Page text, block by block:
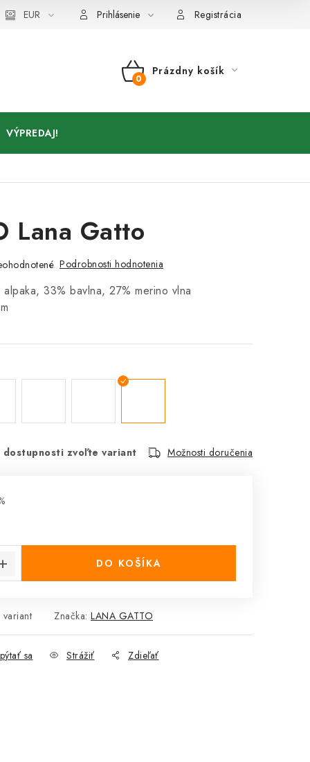
EUR Prihlásenie Registrácia
NÁKUPNÝ
Prázdny košík
VÝPREDAJ!
Lana Gatto
Podrobnosti hodnotenia
33% bavlna, 27% merino vlna
zvoľte variant Možnosti doručenia
DO KOŠÍKA
variant Značka: LANA GATTO
sa Strážiť Zdieľať